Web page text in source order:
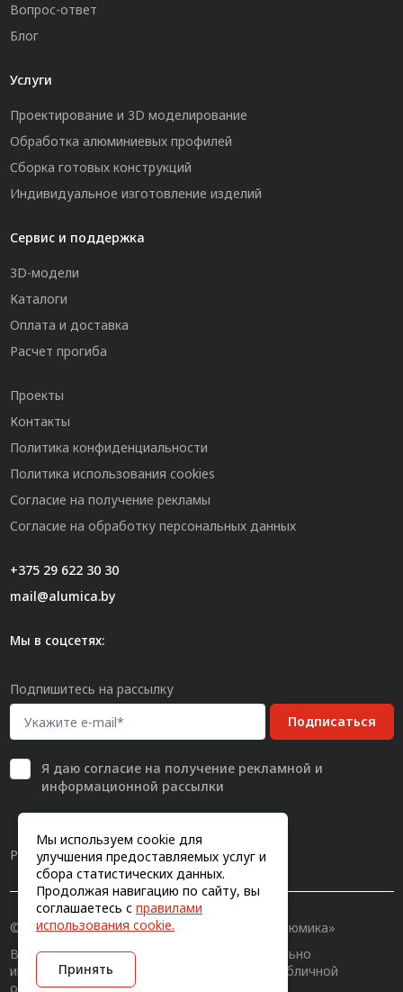
Мы используем cookie для
улучшения предоставляемых услуг и
сбора статистических данных.
Продолжая навигацию по сайту, вы
соглашаетесь с правилами
использования cookie.
Принять
Вопрос-ответ
Блог
Услуги
Проектирование и 3D моделирование
Обработка алюминиевых профилей
Сборка готовых конструкций
Индивидуальное изготовление изделий
Сервис и поддержка
3D-модели
Каталоги
Оплата и доставка
Расчет прогиба
Проекты
Контакты
Политика конфиденциальности
Политика использования cookies
Согласие на получение рекламы
Согласие на обработку персональных данных
+375 29 622 30 30
mail@alumica.by
Мы в соцсетях:
Подпишитесь на рассылку
Подписаться
Я даю согласиена получение рекламной и
информационной рассылки
Разработка сайта
© 2011-2026, Конструкционный профиль «Алюмика»
Вся информация на сайте имеет исключительно
информационный характер и не является публичной
офертой